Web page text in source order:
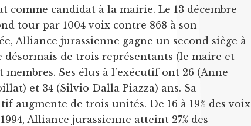
comme candidat à la mairie. Le 13 décembre
tour par 1004 voix contre 868 à son
Alliance jurassienne gagne un second siège à
désormais de trois représentants (le maire et
Ses élus à l’exécutif ont 26 (Anne
et 34 (Silvio Dalla Piazza) ans. Sa
augmente de trois unités. De 16 à 19% des voix
Alliance jurassienne atteint 27% des